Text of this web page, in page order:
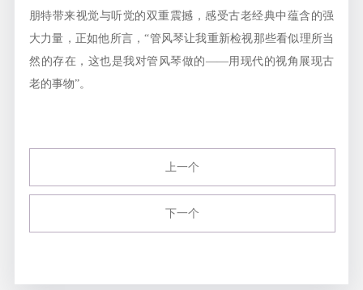
朋特带来视觉与听觉的双重震撼，感受古老经典中蕴含的强
大力量，正如他所言，“管风琴让我重新检视那些看似理所当
然的存在，这也是我对管风琴做的——用现代的视角展现古
老的事物”。
上一个
下一个